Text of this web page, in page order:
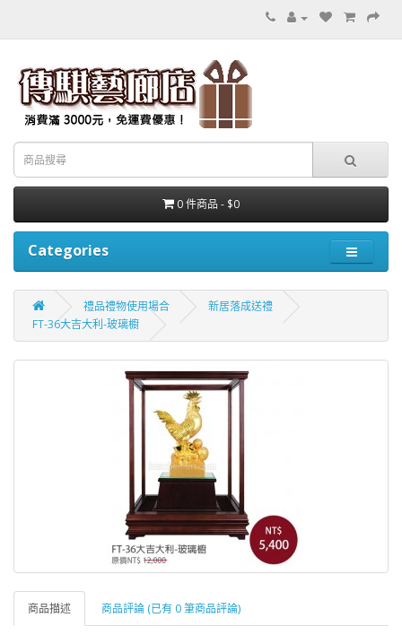
0 件商品 - $0
Categories
禮品禮物使用場合
新居落成送禮
FT-36大吉大利-玻璃櫥
商品描述 商品評論 (已有 0 筆商品評論)